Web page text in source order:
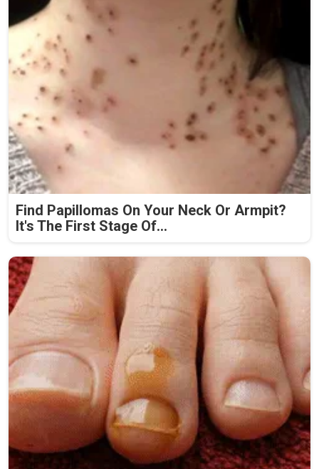
Find Papillomas On Your Neck Or Armpit?
It's The First Stage Of...